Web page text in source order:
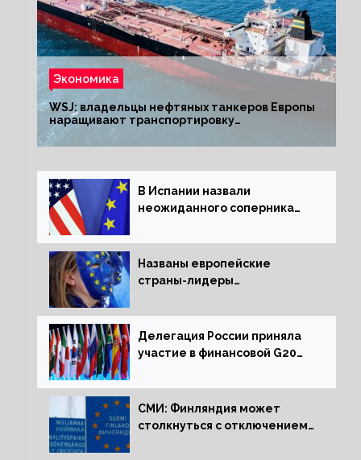
Экономика
WSJ: владельцы нефтяных танкеров Европы
наращивают транспортировку
из РФ до санкций
В Испании назвали
неожиданного соперника
Названы европейские
страны-лидеры
активов
Делегация России приняла
участие в финансовой G20
СМИ: Финляндия может
столкнуться с отключением